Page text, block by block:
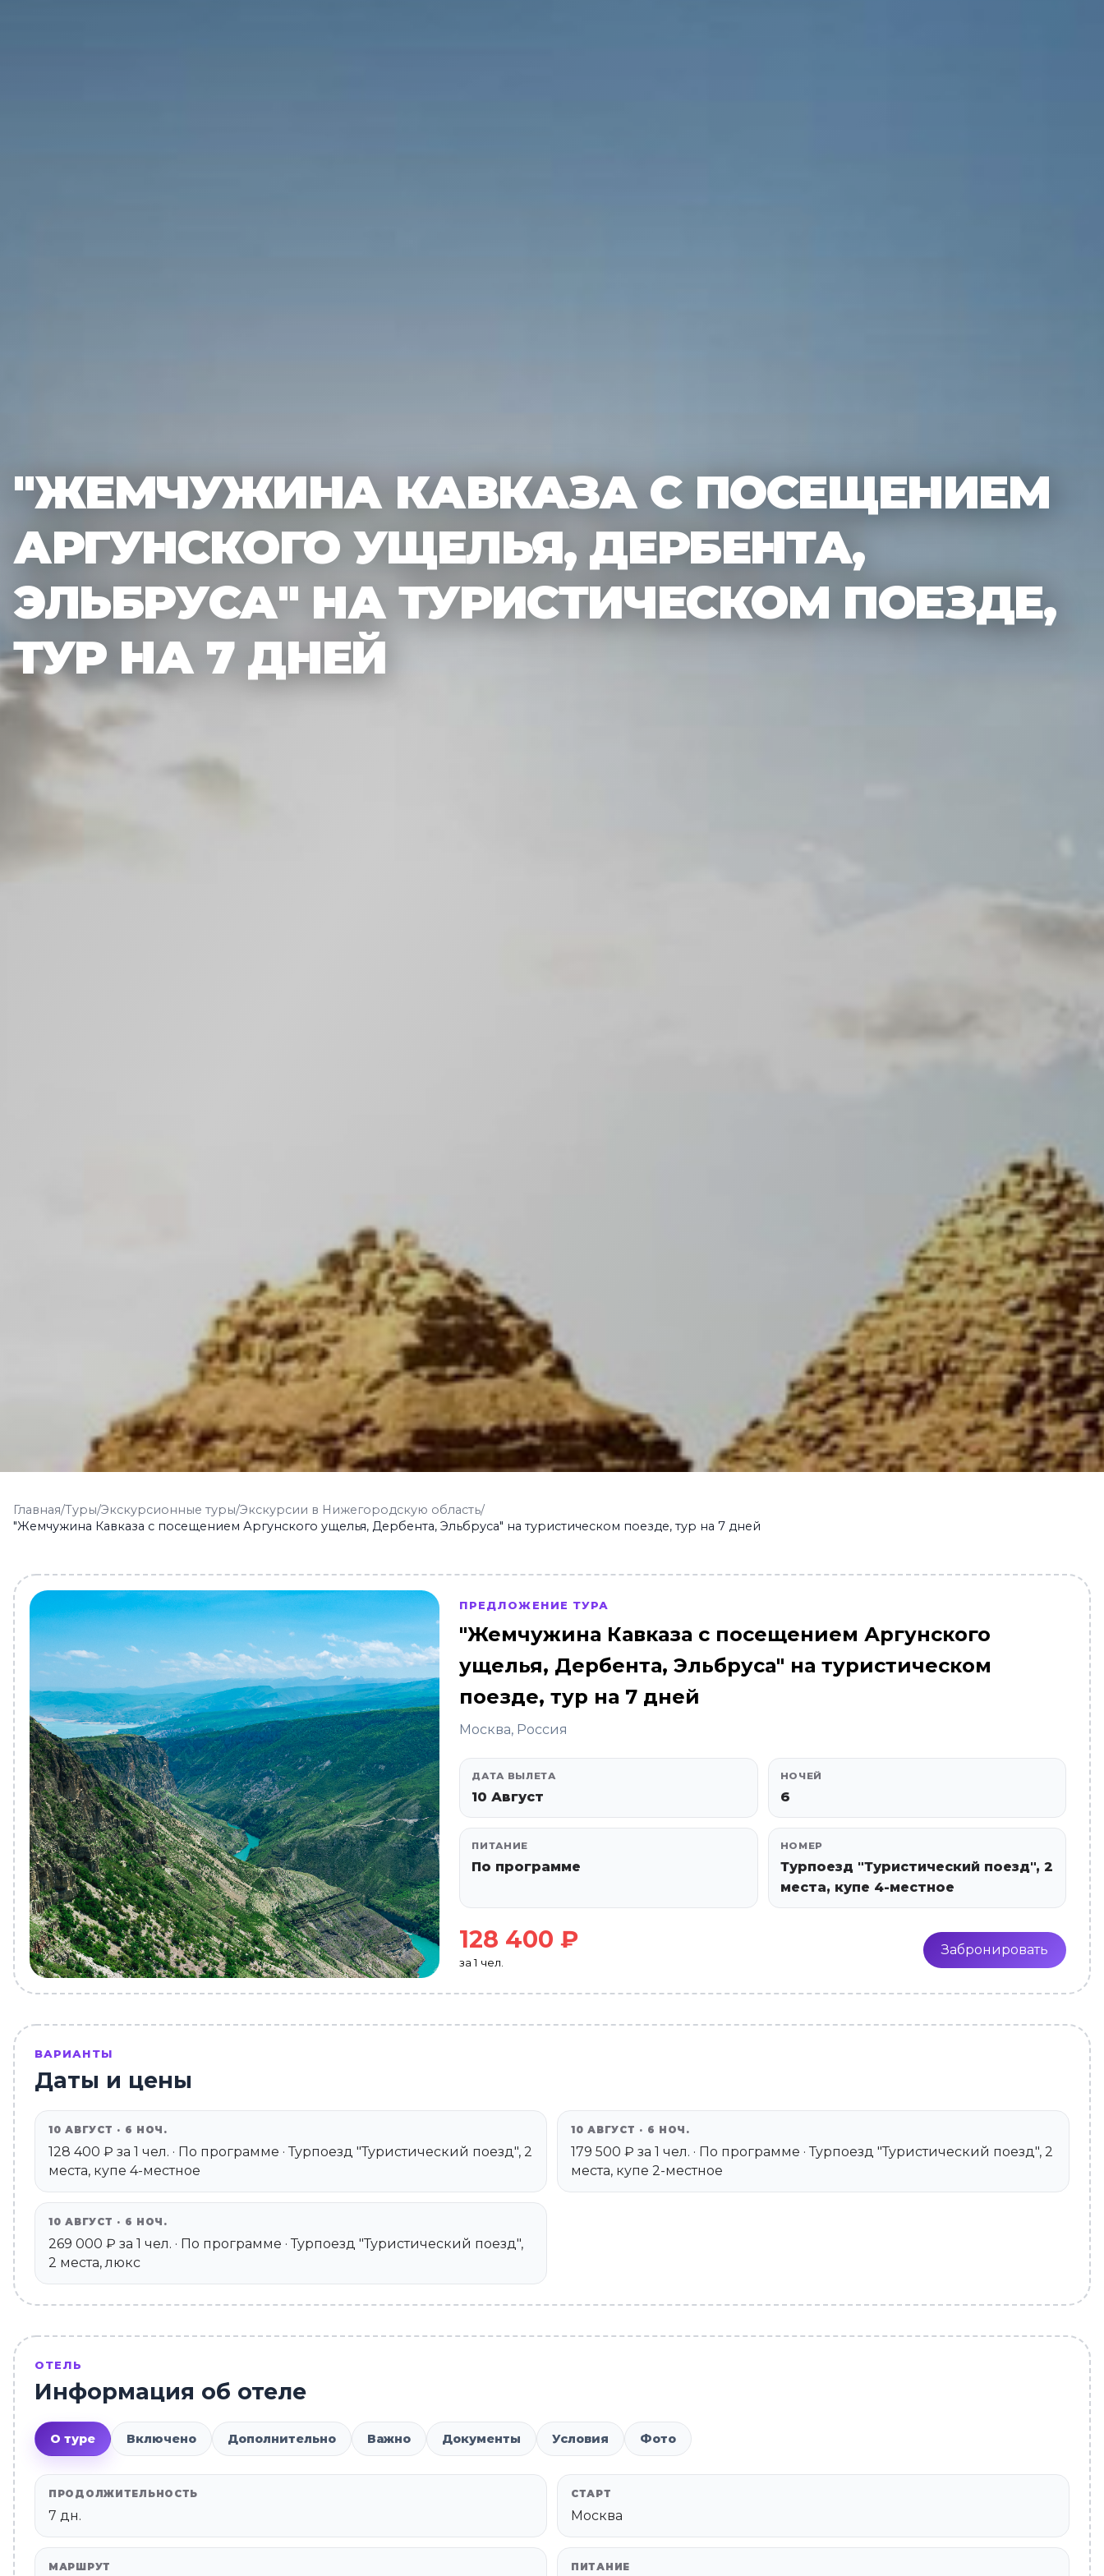
"ЖЕМЧУЖИНА КАВКАЗА С ПОСЕЩЕНИЕМ
АРГУНСКОГО УЩЕЛЬЯ, ДЕРБЕНТА,
ЭЛЬБРУСА" НА ТУРИСТИЧЕСКОМ ПОЕЗДЕ,
ТУР НА 7 ДНЕЙ
Главная/Туры/Экскурсионные туры/Экскурсии в Нижегородскую область/
"Жемчужина Кавказа с посещением Аргунского ущелья, Дербента, Эльбруса" на туристическом поезде, тур на 7 дней
ПРЕДЛОЖЕНИЕ ТУРА
"Жемчужина Кавказа с посещением Аргунского
ущелья, Дербента, Эльбруса" на туристическом
поезде, тур на 7 дней
Москва, Россия
ДАТА ВЫЛЕТА
10 Август
НОЧЕЙ
6
ПИТАНИЕ
По программе
НОМЕР
Турпоезд "Туристический поезд", 2
места, купе 4-местное
128 400 ₽
за 1 чел.
Забронировать
ВАРИАНТЫ
Даты и цены
10 АВГУСТ · 6 НОЧ.
128 400 ₽ за 1 чел. · По программе · Турпоезд "Туристический поезд", 2
места, купе 4-местное
10 АВГУСТ · 6 НОЧ.
179 500 ₽ за 1 чел. · По программе · Турпоезд "Туристический поезд", 2
места, купе 2-местное
10 АВГУСТ · 6 НОЧ.
269 000 ₽ за 1 чел. · По программе · Турпоезд "Туристический поезд",
2 места, люкс
ОТЕЛЬ
Информация об отеле
О туре Включено Дополнительно Важно Документы Условия Фото
ПРОДОЛЖИТЕЛЬНОСТЬ
7 дн.
СТАРТ
Москва
МАРШРУТ ПИТАНИЕ